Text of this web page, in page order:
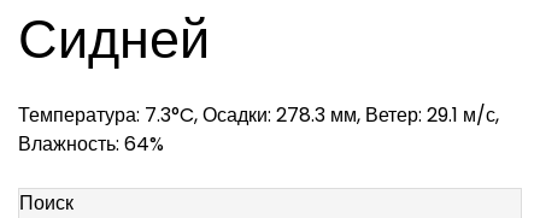
Сидней
Температура: 7.3°C, Осадки: 278.3 мм, Ветер: 29.1 м/с,
Влажность: 64%
Поиск